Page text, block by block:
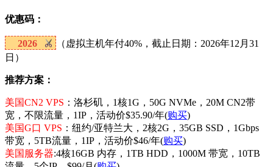
优惠码：
2026
（虚拟主机年付40%，截止日期：2026年12月31
日）
推荐方案：
美国CN2 VPS ：洛杉矶，1核1G，50G NVMe，20M CN2带
宽，不限流量，1IP，活动价$35.90/年(购买)
美国G口 VPS ：纽约/亚特兰大，2核2G，35GB SSD，1Gbps
带宽，5TB流量，1IP，活动价$46/年(购买)
美国服务器:4核16GB 内存，1TB HDD，1000M 带宽，10TB